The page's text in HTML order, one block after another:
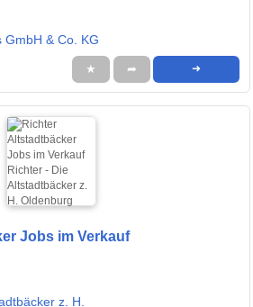
GmbH & Co. KG
★ ➦ ➜
Jobs im Verkauf
z. H.